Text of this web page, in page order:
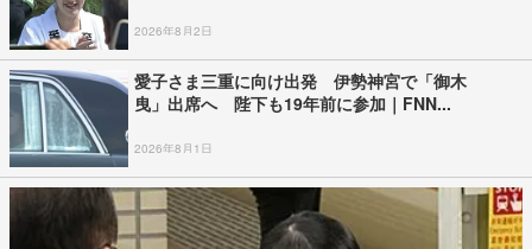
2026年8月2日
愛子さま三重に向け出発 伊勢神宮で「御木
曳」出席へ 陛下も19年前に参加｜FNN...
2026年8月1日